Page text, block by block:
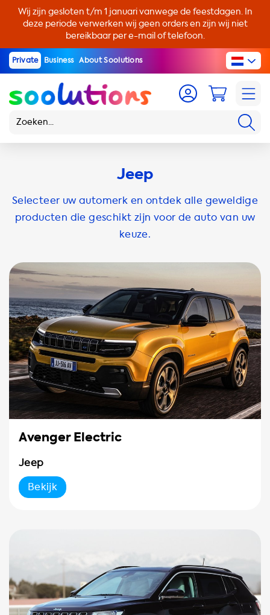
Wij zijn gesloten t/m 1 januari vanwege de feestdagen. In
deze periode verwerken wij geen orders en zijn wij niet
bereikbaar per e-mail of telefoon.
Private Business About Soolutions
Jeep
Selecteer uw automerk en ontdek alle geweldige
producten die geschikt zijn voor de auto van uw
keuze.
Avenger Electric
Jeep
Bekijk